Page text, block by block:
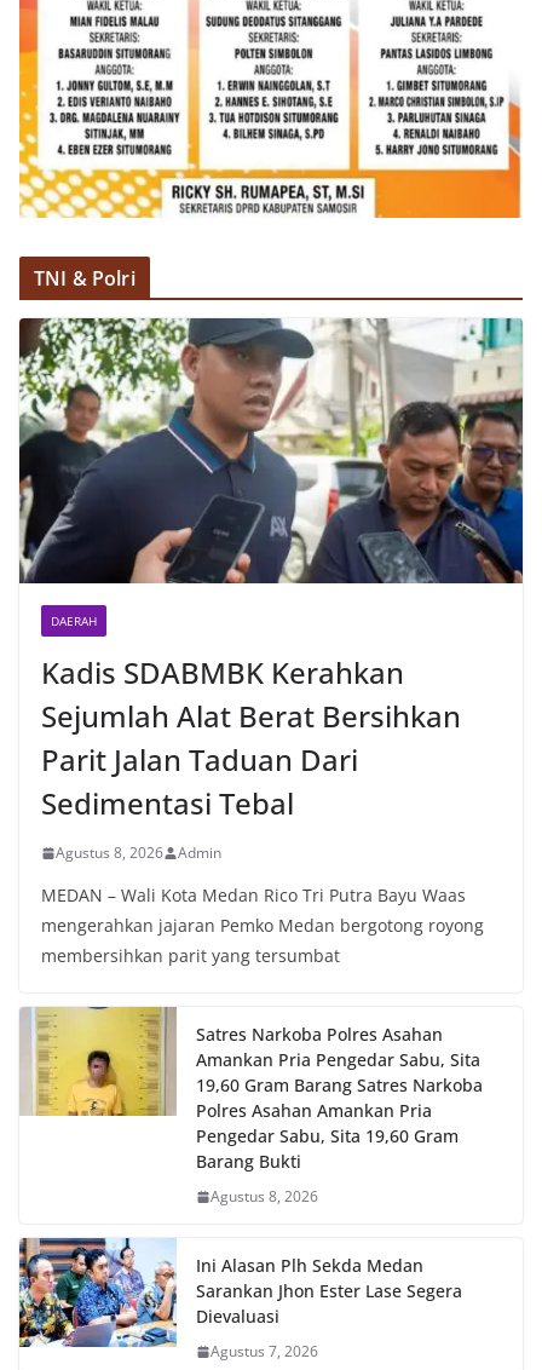
TNI & Polri
DAERAH
Kadis SDABMBK Kerahkan
Sejumlah Alat Berat Bersihkan
Parit Jalan Taduan Dari
Sedimentasi Tebal
Agustus 8, 2026 Admin
MEDAN – Wali Kota Medan Rico Tri Putra Bayu Waas
mengerahkan jajaran Pemko Medan bergotong royong
membersihkan parit yang tersumbat
Satres Narkoba Polres Asahan
Amankan Pria Pengedar Sabu, Sita
19,60 Gram Barang Satres Narkoba
Polres Asahan Amankan Pria
Pengedar Sabu, Sita 19,60 Gram
Barang Bukti
Agustus 8, 2026
Ini Alasan Plh Sekda Medan
Sarankan Jhon Ester Lase Segera
Dievaluasi
Agustus 7, 2026